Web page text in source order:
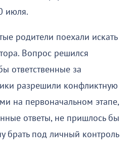
июля.
родители поехали искать
Вопрос решился
ответственные за
разрешили конфликтную
на первоначальном этапе,
ответы, не пришлось бы
брать под личный контроль